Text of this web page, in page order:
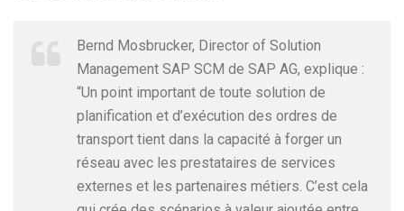
Bernd Mosbrucker, Director of Solution
Management SAP SCM de SAP AG, explique :
“Un point important de toute solution de
planification et d’exécution des ordres de
transport tient dans la capacité à forger un
réseau avec les prestataires de services
externes et les partenaires métiers. C’est cela